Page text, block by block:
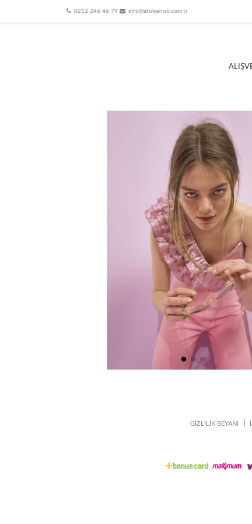
0212 246 46 79 info@atolyeno6.com.tr
GİZLİLİK BEYANI